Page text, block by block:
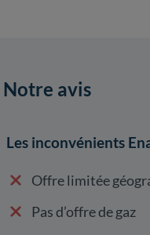
Notre avis
Les inconvénients
Offre limitée
Pas d’offre de gaz